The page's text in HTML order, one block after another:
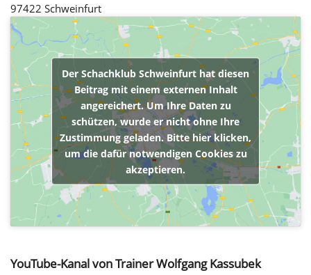
97422 Schweinfurt
Der Schachklub Schweinfurt hat diesen
Beitrag mit einem externen Inhalt
angereichert. Um Ihre Daten zu
schützen, wurde er nicht ohne Ihre
Zustimmung geladen. Bitte hier klicken,
um die dafür notwendigen Cookies zu
akzeptieren.
YouTube-Kanal von Trainer Wolfgang Kassubek